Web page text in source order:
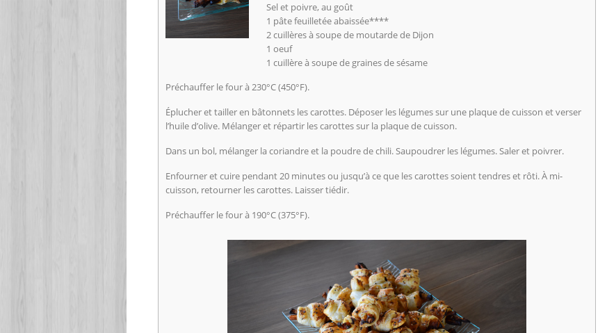
Sel et poivre, au goût
1 pâte feuilletée abaissée****
2 cuillères à soupe de moutarde de Dijon
1 oeuf
1 cuillère à soupe de graines de sésame
Préchauffer le four à 230°C (450°F).
Éplucher et tailler en bâtonnets les carottes. Déposer les légumes sur une plaque de cuisson et verser
l’huile d’olive. Mélanger et répartir les carottes sur la plaque de cuisson.
Dans un bol, mélanger la coriandre et la poudre de chili. Saupoudrer les légumes. Saler et poivrer.
Enfourner et cuire pendant 20 minutes ou jusqu’à ce que les carottes soient tendres et rôti. À mi-
cuisson, retourner les carottes. Laisser tiédir.
Préchauffer le four à 190°C (375°F).